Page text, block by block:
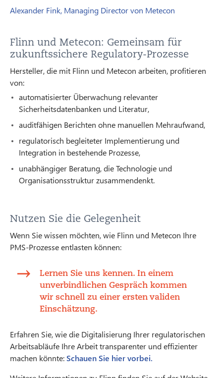
Alexander Fink, Managing Director von Metecon
Flinn und Metecon: Gemeinsam für
zukunftssichere Regulatory-Prozesse
Hersteller, die mit Flinn und Metecon arbeiten, profitieren
von:
automatisierter Überwachung relevanter
Sicherheitsdatenbanken und Literatur,
auditfähigen Berichten ohne manuellen Mehraufwand,
regulatorisch begleiteter Implementierung und
Integration in bestehende Prozesse,
unabhängiger Beratung, die Technologie und
Organisationsstruktur zusammendenkt.
Nutzen Sie die Gelegenheit
Wenn Sie wissen möchten, wie Flinn und Metecon Ihre
PMS-Prozesse entlasten können:
Lernen Sie uns kennen. In einem
unverbindlichen Gespräch kommen
wir schnell zu einer ersten validen
Einschätzung.
Erfahren Sie, wie die Digitalisierung Ihrer regulatorischen
Arbeitsabläufe Ihre Arbeit transparenter und effizienter
machen könnte:Schauen Sie hier vorbei.